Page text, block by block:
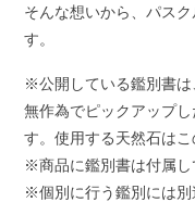
そんな想いから、パス
す。
※公開している鑑別書は
無作為でピックアップ
す。使用する天然石は
※商品に鑑別書は付属し
※個別に行う鑑別には別